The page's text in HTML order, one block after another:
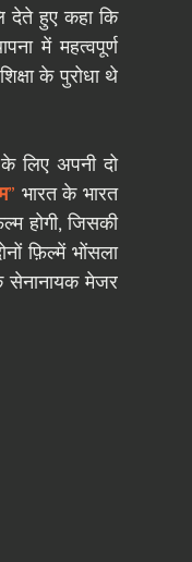
देते हुए कहा कि
में महत्वपूर्ण
के पुरोधा थे
लिए अपनी दो
” भारत के भारत
होगी, जिसकी
फ़िल्में भोंसला
सेनानायक मेजर